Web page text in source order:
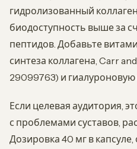
гидролизованный
биодоступность выше за
пептидов. Добавьте
синтеза коллагена, Carr
29099763) и гиалуроновую
Если целевая аудитория,
с проблемами суставов,
Дозировка 40 мг в